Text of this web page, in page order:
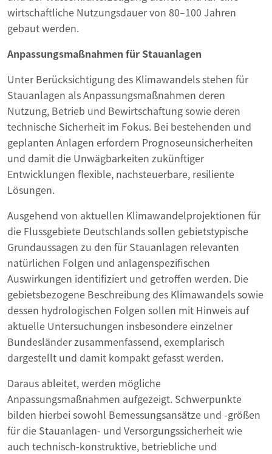
wirtschaftliche Nutzungsdauer von 80–100 Jahren
gebaut werden.
Anpassungsmaßnahmen für Stauanlagen
Unter Berücksichtigung des Klimawandels stehen für
Stauanlagen als Anpassungsmaßnahmen deren
Nutzung, Betrieb und Bewirtschaftung sowie deren
technische Sicherheit im Fokus. Bei bestehenden und
geplanten Anlagen erfordern Prognoseunsicherheiten
und damit die Unwägbarkeiten zukünftiger
Entwicklungen flexible, nachsteuerbare, resiliente
Lösungen.
Ausgehend von aktuellen Klimawandelprojektionen für
die Flussgebiete Deutschlands sollen gebietstypische
Grundaussagen zu den für Stauanlagen relevanten
natürlichen Folgen und anlagenspezifischen
Auswirkungen identifiziert und getroffen werden. Die
gebietsbezogene Beschreibung des Klimawandels sowie
dessen hydrologischen Folgen sollen mit Hinweis auf
aktuelle Untersuchungen insbesondere einzelner
Bundesländer zusammenfassend, exemplarisch
dargestellt und damit kompakt gefasst werden.
Daraus ableitet, werden mögliche
Anpassungsmaßnahmen aufgezeigt. Schwerpunkte
bilden hierbei sowohl Bemessungsansätze und -größen
für die Stauanlagen- und Versorgungssicherheit wie
auch technisch-konstruktive, betriebliche und